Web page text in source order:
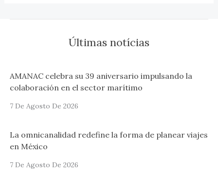
Últimas notícias
AMANAC celebra su 39 aniversario impulsando la
colaboración en el sector marítimo
7 De Agosto De 2026
La omnicanalidad redefine la forma de planear viajes
en México
7 De Agosto De 2026